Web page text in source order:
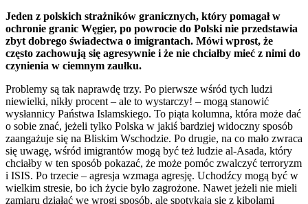
Jeden z polskich strażników granicznych, który pomagał w
ochronie granic Węgier, po powrocie do Polski nie przedstawia
zbyt dobrego świadectwa o imigrantach. Mówi wprost, że
często zachowują się agresywnie i że nie chciałby mieć z nimi do
czynienia w ciemnym zaułku.
Problemy są tak naprawdę trzy. Po pierwsze wśród tych ludzi
niewielki, nikły procent – ale to wystarczy! – mogą stanowić
wysłannicy Państwa Islamskiego. To piąta kolumna, która może dać
o sobie znać, jeżeli tylko Polska w jakiś bardziej widoczny sposób
zaangażuje się na Bliskim Wschodzie. Po drugie, na co mało zwraca
się uwagę, wśród imigrantów mogą być też ludzie al-Asada, który
chciałby w ten sposób pokazać, że może pomóc zwalczyć terroryzm
i ISIS. Po trzecie – agresja wzmaga agresję. Uchodźcy mogą być w
wielkim stresie, bo ich życie było zagrożone. Nawet jeżeli nie mieli
zamiaru działać we wrogi sposób, ale spotykają się z kibolami